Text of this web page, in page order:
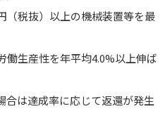
（税抜）以上の機械装置等を最
働生産性を年平均4.0%以上伸ば
合は達成率に応じて返還が発生